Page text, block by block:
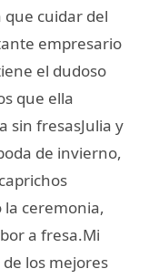
cuidar del
empresario
el dudoso
que ella
sin fresasJulia y
de invierno,
la ceremonia,
a fresa.Mi
los mejores